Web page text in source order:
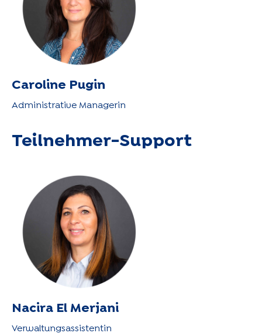
Caroline Pugin
Administrative Managerin
Teilnehmer-Support
Nacira El Merjani
Verwaltungsassistentin